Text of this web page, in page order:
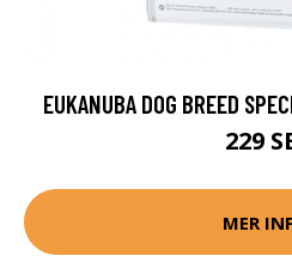
EUKANUBA DOG BREED
229
MER